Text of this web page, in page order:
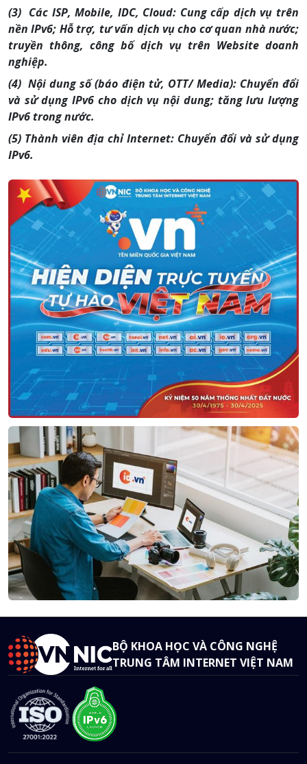
(3) Các ISP, Mobile, IDC, Cloud: Cung cấp dịch vụ trên
nền IPv6; Hỗ trợ, tư vấn dịch vụ cho cơ quan nhà nước;
truyền thông, công bố dịch vụ trên Website doanh
nghiệp.
(4) Nội dung số (báo điện tử, OTT/ Media): Chuyển đổi
và sử dụng IPv6 cho dịch vụ nội dung; tăng lưu lượng
IPv6 trong nước.
(5) Thành viên địa chỉ Internet: Chuyển đổi và sử dụng
IPv6.
BỘ KHOA HỌC VÀ CÔNG NGHỆ
TRUNG TÂM INTERNET VIỆT NAM